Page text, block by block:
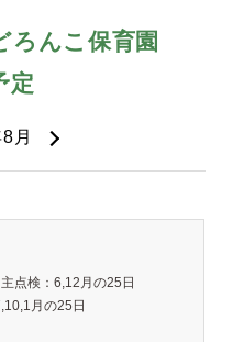
点検：6,12月の25日
月の25日